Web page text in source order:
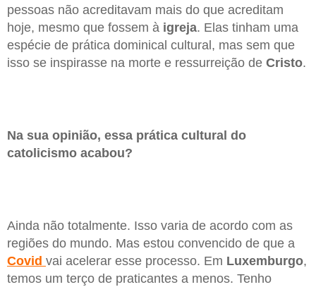
pessoas não acreditavam mais do que acreditam
hoje, mesmo que fossem à igreja. Elas tinham uma
espécie de prática dominical cultural, mas sem que
isso se inspirasse na morte e ressurreição de Cristo.
Na sua opinião, essa prática cultural do
catolicismo acabou?
Ainda não totalmente. Isso varia de acordo com as
regiões do mundo. Mas estou convencido de que a
Covid vai acelerar esse processo. Em Luxemburgo,
temos um terço de praticantes a menos. Tenho